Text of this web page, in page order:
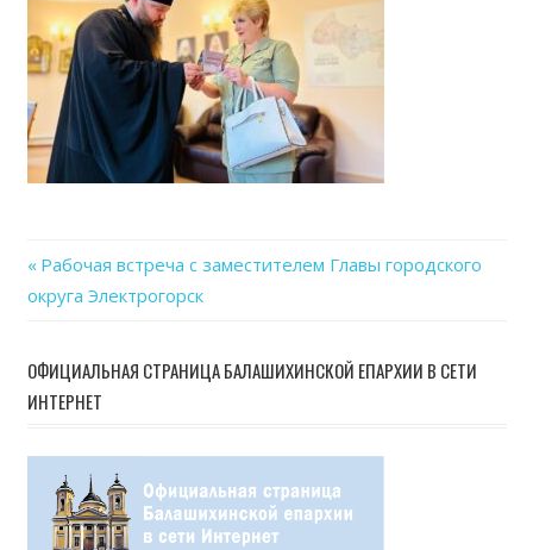
Навигация
записям
Previous
Post:
Рабочая встреча с заместителем Главы городского
округа Электрогорск
ОФИЦИАЛЬНАЯ СТРАНИЦА БАЛАШИХИНСКОЙ ЕПАРХИИ В СЕТИ
ИНТЕРНЕТ